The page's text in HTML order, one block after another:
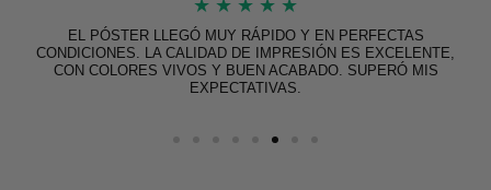
★ ★ ★ ★ ★
EL PÓSTER LLEGÓ MUY RÁPIDO Y EN PERFECTAS
CONDICIONES. LA CALIDAD DE IMPRESIÓN ES EXCELENTE,
CON COLORES VIVOS Y BUEN ACABADO. SUPERÓ MIS
EXPECTATIVAS.